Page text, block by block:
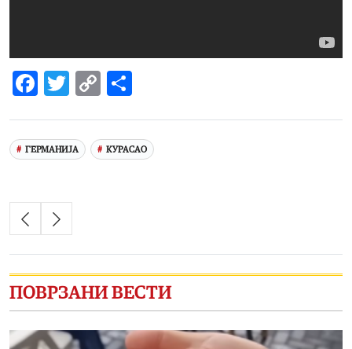
Facebook
Twitter
Copy
ГЕРМАНИЈА КУРАСАО
ПОВРЗАНИ ВЕСТИ